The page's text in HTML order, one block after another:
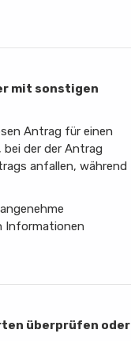
mit sonstigen
Antrag für einen
der der Antrag
anfallen, während
Informationen
überprüfen oder